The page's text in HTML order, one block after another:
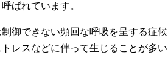
ばれています。
御できない頻回な呼吸を呈する症候
レスなどに伴って生じることが多い